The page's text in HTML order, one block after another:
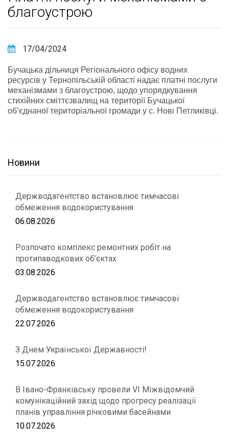
благоустрою
17/04/2024
Бучацька дільниця Регіонального офісу водних
ресурсів у Тернопільській області надає платні послуги
механізмами з благоустрою, щодо упорядкування
стихійних сміттєзвалищ на території Бучацької
об’єднаної територіальної громади у с. Нові Петликівці.
Новини
Держводагентство встановлює тимчасові
обмеження водокористування
06.08.2026
Розпочато комплекс ремонтних робіт на
протипаводкових об’єктах
03.08.2026
Держводагентство встановлює тимчасові
обмеження водокористування
22.07.2026
З Днем Української Державності!
15.07.2026
В Івано-Франківську провели VІ Міжвідомчий
комунікаційний захід щодо прогресу реалізації
планів управління річковими басейнами
10.07.2026